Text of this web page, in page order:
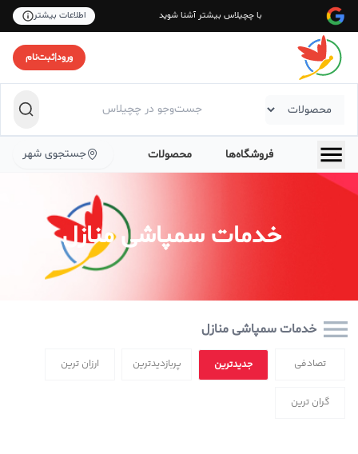
با چچیلاس بیشتر آشنا شوید اطلاعات بیشتر
ورود|ثبت‌نام
فروشگاه‌ها محصولات جستجوی شهر
خدمات سمپاشی منازل
خدمات سمپاشی منازل
تصادفی جدیدترین پربازدیدترین ارزان ترین
گران ترین